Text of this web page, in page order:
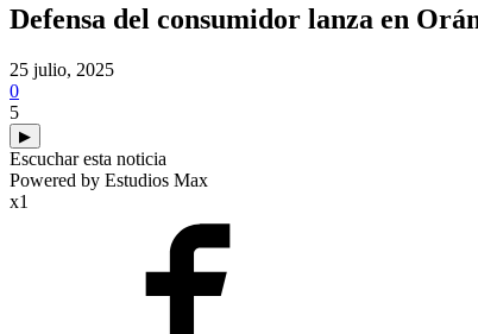
Defensa del consumidor lanza en
25 julio, 2025
0
5
▶
Escuchar esta noticia
Powered by Estudios Max
x1